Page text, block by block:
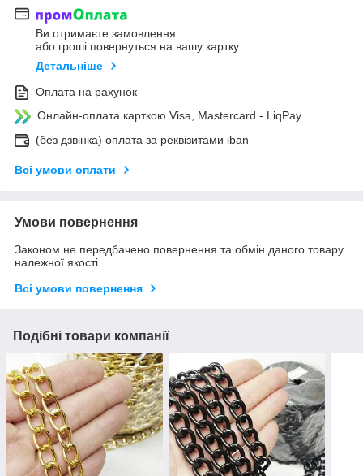
Ви отримаєте замовлення
або гроші повернуться на вашу картку
Детальніше
Оплата на рахунок
Онлайн-оплата карткою Visa, Mastercard - LiqPay
(без дзвінка) оплата за реквізитами iban
Всі умови оплати
Умови повернення
Законом не передбачено повернення та обмін даного товару
належної якості
Всі умови повернення
Подібні товари компанії